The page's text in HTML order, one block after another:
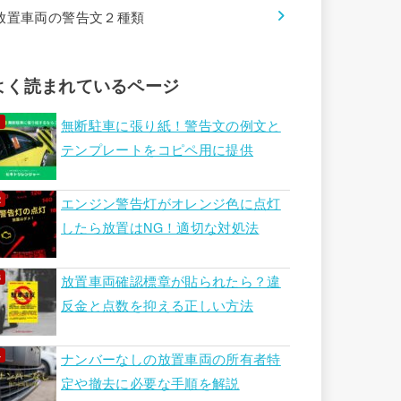
置車両の警告文２種類
く読まれているページ
無断駐車に張り紙！警告文の例文と
テンプレートをコピペ用に提供
エンジン警告灯がオレンジ色に点灯
したら放置はNG！適切な対処法
放置車両確認標章が貼られたら？違
反金と点数を抑える正しい方法
ナンバーなしの放置車両の所有者特
定や撤去に必要な手順を解説